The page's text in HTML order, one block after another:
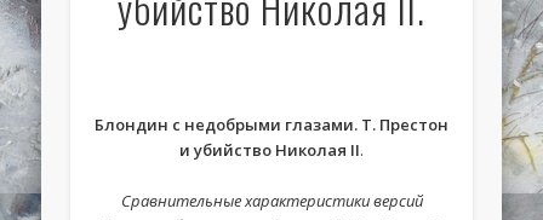
Блондин с недобрыми глазами. Т. Престон
и убийство Николая II.
Сравнительные характеристики версий